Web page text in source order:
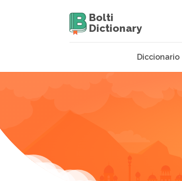
Bolti
Dictionary
Diccionario